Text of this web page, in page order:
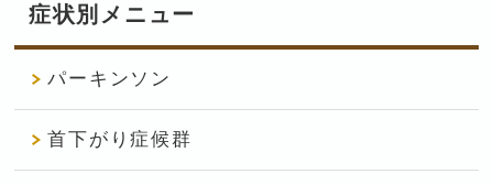
症状別メニュー
パーキンソン
首下がり症候群